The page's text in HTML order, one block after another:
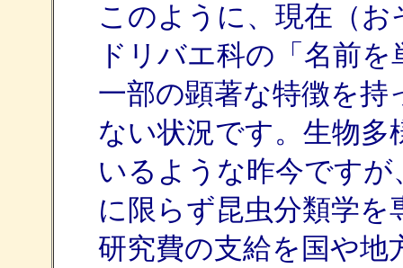
このように、現在（
ドリバエ科の「名前
一部の顕著な特徴を
ない状況です。生物多
いるような昨今です
に限らず昆虫分類学
研究費の支給を国や地